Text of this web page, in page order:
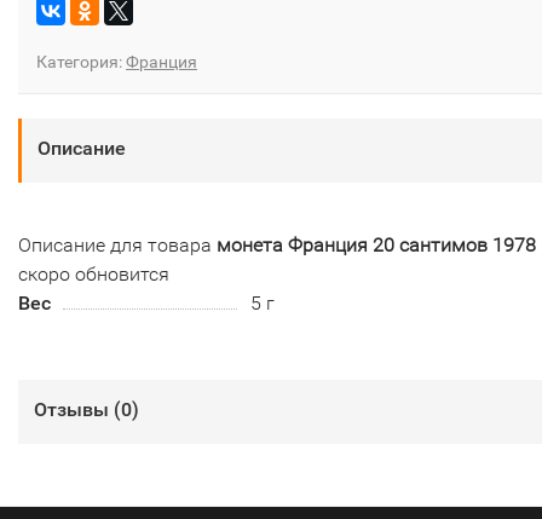
Категория:Франция
Описание
Описание для товара монета Франция 20 сантимов 1978
скоро обновится
Вес
5 г
Отзывы (0)